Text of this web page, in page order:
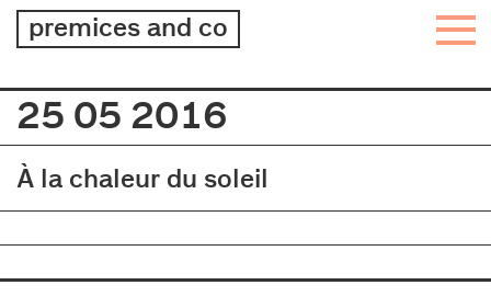
premices and coarchitecture
–
Journal
25 05 2016
À la chaleur du soleil